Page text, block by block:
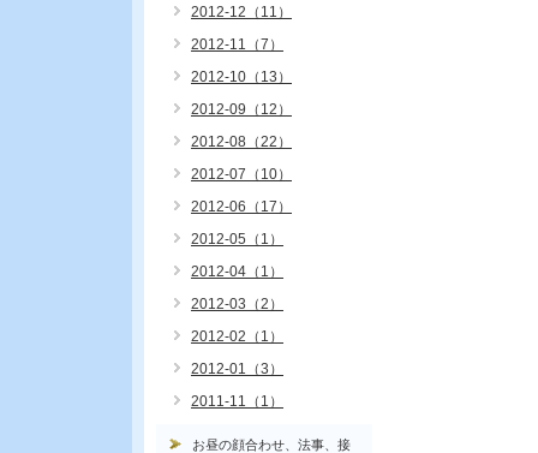
2012-12（11）
2012-11（7）
2012-10（13）
2012-09（12）
2012-08（22）
2012-07（10）
2012-06（17）
2012-05（1）
2012-04（1）
2012-03（2）
2012-02（1）
2012-01（3）
2011-11（1）
お昼の顔合わせ、法事、接